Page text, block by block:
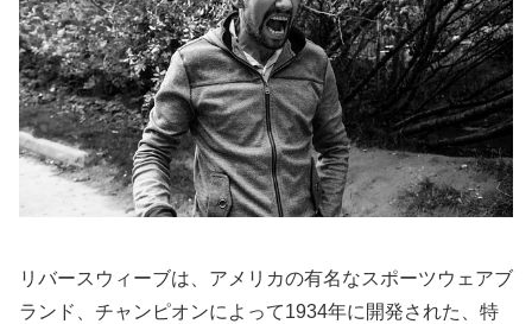
リバースウィーブは、アメリカの有名なスポーツウェアブ
ランド、チャンピオンによって1934年に開発された、特